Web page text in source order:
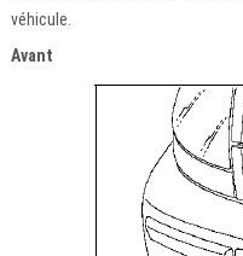
véhicule.
Avant